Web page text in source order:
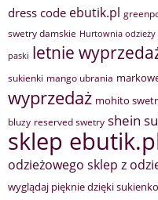
dress code ebutik.pl
swetry damskie Hurtownia
paski letnie
sukienki mango ubrania
wyprzedaż mohito
bluzy reserved swetry shein
sklep
odzieżowego sklep z
wyglądaj pięknie dzięki